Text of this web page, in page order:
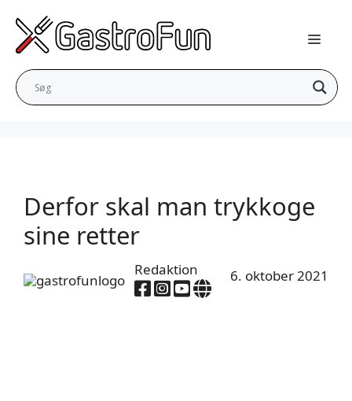
indhold
Derfor skal man trykkoge
sine retter
Redaktion 6. oktober 2021